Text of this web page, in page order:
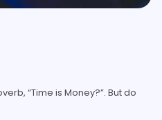
“Time is Money?”. But do